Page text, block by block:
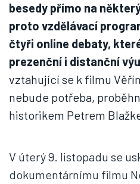
besedy přímo na
proto vzdělávací
čtyři online debaty,
prezenční i distanční
vztahující se k filmu
nebude potřeba,
historikem Petrem
V úterý 9. listopadu se
dokumentárnímu filmu